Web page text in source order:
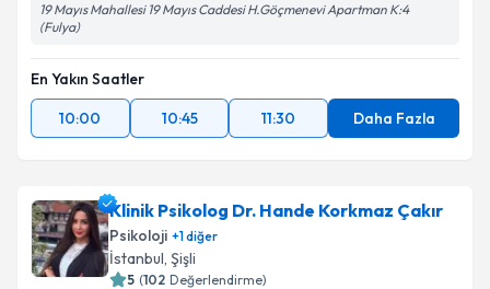
19 Mayıs Mahallesi 19 Mayıs Caddesi H.Göçmenevi Apartman K:4
(Fulya)
En Yakın Saatler
10:00
10:45 11:30 Daha Fazla
Klinik Psikolog Dr. Hande Korkmaz Çakır
Psikoloji +1diğer
İstanbul, Şişli
5 (102 Değerlendirme)